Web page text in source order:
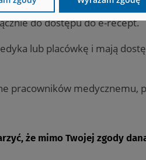
zakres dostępu, tak samo
do dostępu do e-recept.
lub placówkę i mają
pracowników medycznemu,
że mimo Twojej zgody